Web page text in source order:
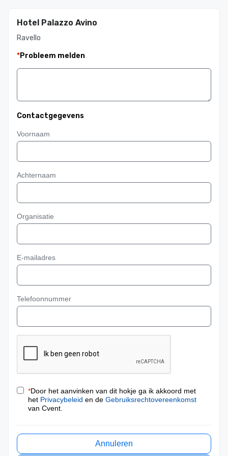
Hotel Palazzo Avino
Ravello
*Probleem melden
Contactgegevens
Voornaam
Achternaam
Organisatie
E-mailadres
Telefoonnummer
*Door het aanvinken van dit hokje ga ik akkoord met
het Privacybeleid en de Gebruiksrechtovereenkomst
van Cvent.
Annuleren